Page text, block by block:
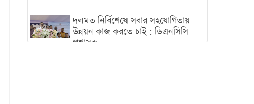
দলমত নির্বিশেষে সবার সহযোগিতায়
উন্নয়ন কাজ করতে চাই : ডিএনসিসি
প্রশাসক